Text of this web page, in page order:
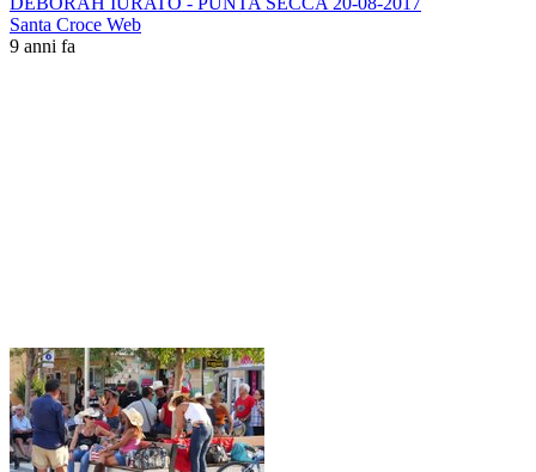
Santa Croce Web
9 anni fa